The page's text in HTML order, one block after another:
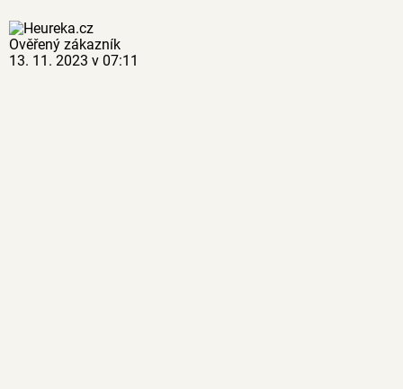
Ověřený zákazník
13. 11. 2023 v 07:11